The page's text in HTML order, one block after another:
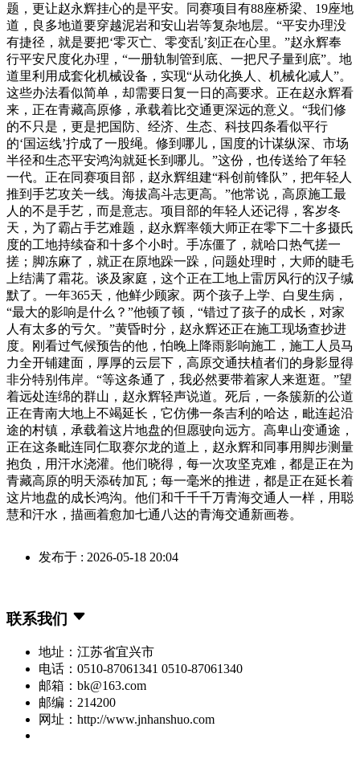
题，更让赵永辉挂心的是平安。同赛项目有88座桥梁、19座地
道，良多地道要穿越泥岩和安山岩等复杂地层。“平安办理没
有捷径，就是要把‘零灭亡、零变乱’刻正在心里。”赵永辉奉
行平安尺度化办理，“一册轨制管到底、一把尺子量到底”。地
道里利用成套化机械设备，实现“从动化换人、机械化减人”。
这些办法看似简单，却需要日复一日的高要求。正在赵永辉看
来，正在青藏高原修，承载着比交通更深远的意义。“我们修
的不只是，更是把国防、经济、生态、科技四条看似平行
的‘国运线’拧成了一股绳。修到哪儿，国度的计谋纵深、市场
半径和生态平安鸿沟就延长到哪儿。”这份，也传送给了年轻
一代。正在同赛项目部，赵永辉组建“科创前锋队”，把年轻人
推到手艺攻关一线。海拔高斗志更高。”他常说，高原施工最
人的不是手艺，而是意志。项目部的年轻人还记得，客岁冬
天，为了霸占手艺难题，赵永辉率领大师正在零下二十多摄氏
度的工地持续奋和十多个小时。手冻僵了，就哈口热气搓一
搓；脚冻麻了，就正在原地跺一跺，问题处理时，大师的睫毛
上结满了霜花。谈及家庭，这个正在工地上雷厉风行的汉子缄
默了。一年365天，他鲜少顾家。两个孩子上学、白叟生病，
“最大的影响是什么？”他顿了顿，“错过了孩子的成长，对家
人有太多的亏欠。”黄昏时分，赵永辉还正在施工现场查抄进
度。刚看过气候预告的他，怕晚上降雨影响施工，施工人员马
力全开铺建面，厚厚的云层下，高原交通扶植者们的身影显得
非分特别伟岸。“等这条通了，我必然要带着家人来逛逛。”望
着远处连绵的群山，赵永辉轻声说道。死后，一条簇新的公道
正在青南大地上不竭延长，它仿佛一条吉利的哈达，毗连起沿
途的村镇，承载着这片地盘的但愿驶向远方。高卑山变通途，
正在这条毗连同仁取赛尔龙的道上，赵永辉和同事用脚步测量
抱负，用汗水浇灌。他们晓得，每一次攻坚克难，都是正在为
青藏高原的明天添砖加瓦；每一毫米的推进，都是正在延长着
这片地盘的成长鸿沟。他们和千千千万青海交通人一样，用聪
慧和汗水，描画着愈加七通八达的青海交通新画卷。
发布于 : 2026-05-18 20:04
联系我们
地址：江苏省宜兴市
电话：0510-87061341 0510-87061340
邮箱：bk@163.com
邮编：214200
网址：http://www.jnhanshuo.com